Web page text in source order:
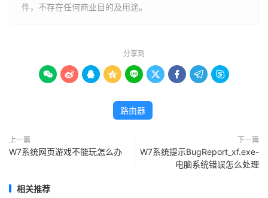
件，不存在任何商业目的及用途。
分享到
        
路由器
上一篇
W7系统网页游戏不能玩怎么办
下一篇
W7系统提示BugReport_xf.exe-
电脑系统错误怎么处理
相关推荐